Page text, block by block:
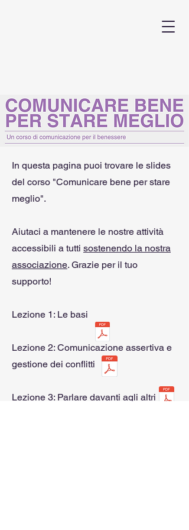
In questa pagina puoi trovare le slides
del corso "Comunicare bene per stare
meglio".
Aiutaci a mantenere le nostre attività
accessibili a tutti sostenendo la nostra
associazione. Grazie per il tuo
supporto!
Lezione 1: Le basi
Lezione 2: Comunicazione assertiva e
gestione dei conflitti
Lezione 3: Parlare davanti agli altri